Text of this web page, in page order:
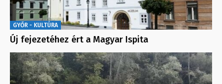
GYŐR - KULTÚRA
Új fejezetéhez ért a Magyar Ispita